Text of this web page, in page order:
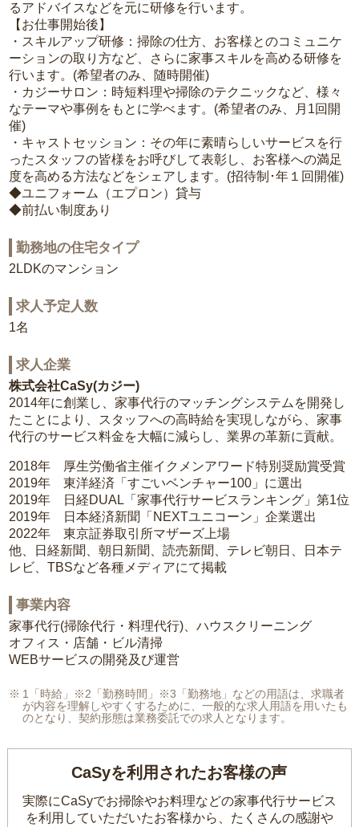
るアドバイスなどを元に研修を行います。
【お仕事開始後】
・スキルアップ研修：掃除の仕方、お客様とのコミュニケ
ーションの取り方など、さらに家事スキルを高める研修を
行います。(希望者のみ、随時開催)
・カジーサロン：時短料理や掃除のテクニックなど、様々
なテーマや事例をもとに学べます。(希望者のみ、月1回開
催)
・キャストセッション：その年に素晴らしいサービスを行
ったスタッフの皆様をお呼びして表彰し、お客様への満足
度を高める方法などをシェアします。(招待制･年１回開催)
◆ユニフォーム（エプロン）貸与
◆前払い制度あり
勤務地の住宅タイプ
2LDKのマンション
求人予定人数
1名
求人企業
株式会社CaSy(カジー)
2014年に創業し、家事代行のマッチングシステムを開発し
たことにより、スタッフへの高時給を実現しながら、家事
代行のサービス料金を大幅に減らし、業界の革新に貢献。
2018年 厚生労働省主催イクメンアワード特別奨励賞受賞
2019年 東洋経済「すごいベンチャー100」に選出
2019年 日経DUAL「家事代行サービスランキング」第1位
2019年 日本経済新聞「NEXTユニコーン」企業選出
2022年 東京証券取引所マザーズ上場
他、日経新聞、朝日新聞、読売新聞、テレビ朝日、日本テ
レビ、TBSなど各種メディアにて掲載
事業内容
家事代行(掃除代行・料理代行)、ハウスクリーニング
オフィス・店舗・ビル清掃
WEBサービスの開発及び運営
1「時給」※2「勤務時間」※3「勤務地」などの用語は、求職者
が内容を理解しやすくするために、一般的な求人用語を用いたも
のとなり、契約形態は業務委託での求人となります。
CaSyを利用されたお客様の声
実際にCaSyでお掃除やお料理などの家事代行サービス
を利用していただいたお客様から、 たくさんの感謝や